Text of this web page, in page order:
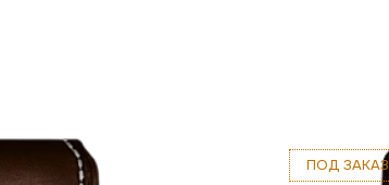
ПОД ЗАКАЗ